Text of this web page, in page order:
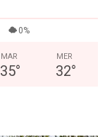
0%
MAR
35°
MER
32°